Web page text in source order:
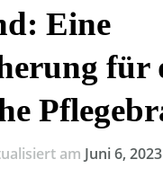
Eine
für
am Juni 6, 2023